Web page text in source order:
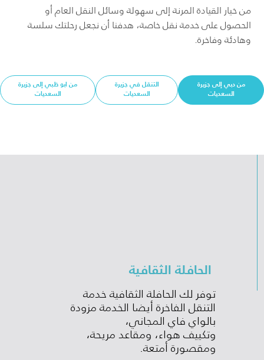
من خيار القيادة المرنة إلى سهولة وسائل النقل العام أو
الحصول على خدمة نقل خاصة، هدفنا أن نجعل رحلتك سلسة
وهادئة وفاخرة.
من دبي إلى جزيرة
السعديات
التنقل في جزيرة
السعديات
من ابو ظبي إلى جزيرة
السعديات
الحافلة الثقافية
توفر لك الحافلة الثقافية خدمة
التنقل الفاخرة أيضا الخدمة مزودة
بالواي فاي المجاني،
وتكييف هواء، ومقاعد مريحة،
ومقصورة أمتعة.